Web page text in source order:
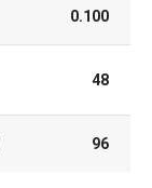
0.100
48
96